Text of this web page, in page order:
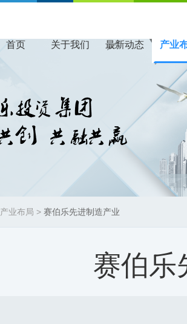
首页 关于我们 最新动态 产业
产业布局 > 赛伯乐先进制造产业
赛伯乐